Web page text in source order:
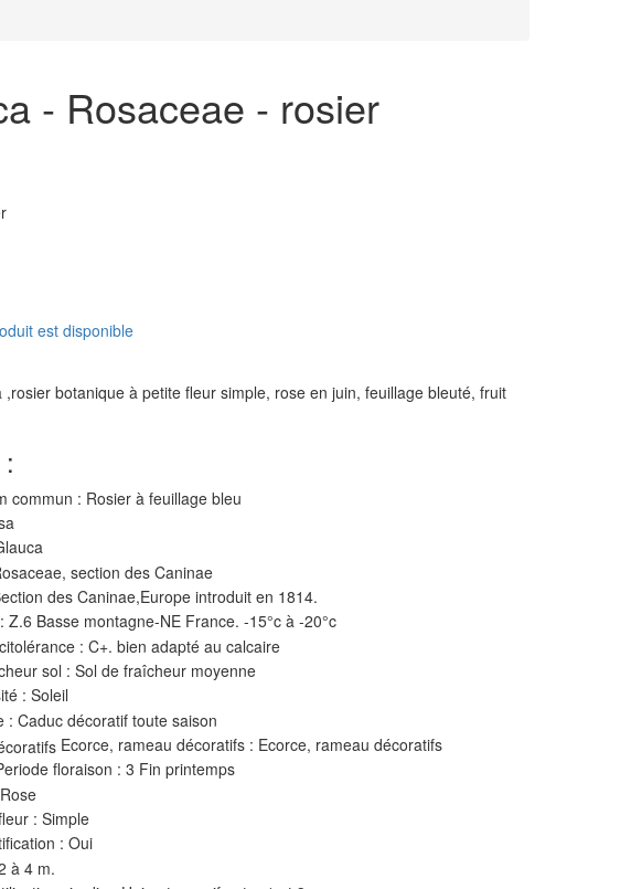
- Rosaceae - rosier
est disponible
botanique à petite fleur simple, rose en juin, feuillage bleuté, fruit
commun : Rosier à feuillage bleu
section des Caninae
des Caninae,Europe introduit en 1814.
Basse montagne-NE France. -15°c à -20°c
: C+. bien adapté au calcaire
sol : Sol de fraîcheur moyenne
: Soleil
Caduc décoratif toute saison
Ecorce, rameau décoratifs : Ecorce, rameau décoratifs
floraison : 3 Fin printemps
: Simple
: Oui
à 4 m.